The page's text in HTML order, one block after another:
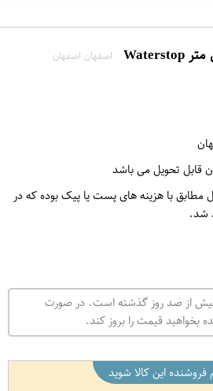
اصفهان اصفهان
قابل تحویل می باشد
مطابق با هزینه های پست یا پیک بوده که در
شد.
بیش از صد روز گذشته است. در صورت
بخواهید قیمت را بروز کند.
این کالا شوید